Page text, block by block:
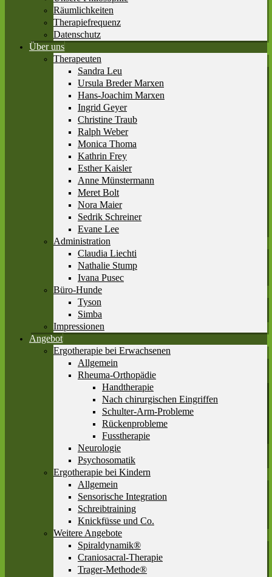
Räumlichkeiten
Therapiefrequenz
Datenschutz
Über uns
Therapeuten
Sandra Leu
Ursula Breder Marxen
Hans-Joachim Marxen
Ingrid Geyer
Christine Traub
Ralph Weber
Monica Thoma
Kathrin Frey
Esther Kaisler
Anne Münstermann
Meret Bolt
Nora Maier
Sedrik Schreiner
Evane Lee
Administration
Claudia Liechti
Nathalie Stump
Ivana Pusec
Büro-Hunde
Tyson
Simba
Impressionen
Angebot
Ergotherapie bei Erwachsenen
Allgemein
Rheuma-Orthopädie
Handtherapie
Nach chirurgischen Eingriffen
Schulter-Arm-Probleme
Rückenprobleme
Fusstherapie
Neurologie
Psychosomatik
Ergotherapie bei Kindern
Allgemein
Sensorische Integration
Schreibtraining
Knickfüsse und Co.
Weitere Angebote
Spiraldynamik®
Craniosacral-Therapie
Trager-Methode®